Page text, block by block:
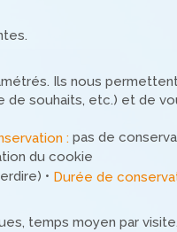
Ils nous
de souhaits, etc.) et de
: pas de
du cookie
• Durée de
temps moyen par